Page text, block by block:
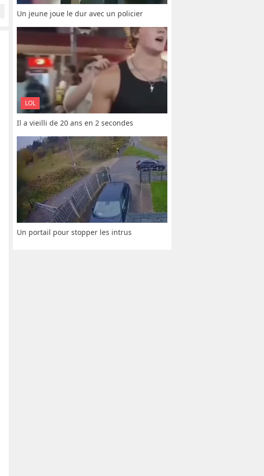
Un jeune joue le dur avec un policier
LOL
Il a vieilli de 20 ans en 2 secondes
Un portail pour stopper les intrus